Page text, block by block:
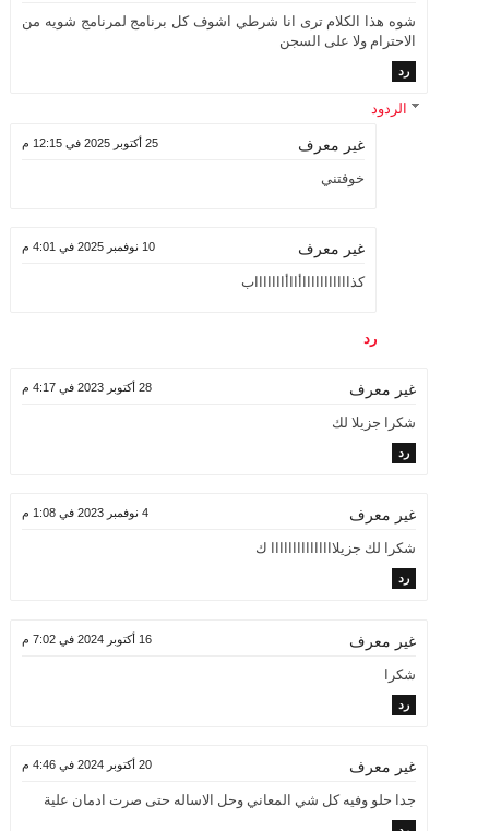
شوه هذا الكلام ترى انا شرطي اشوف كل برنامج لمرنامج شويه من
الاحترام ولا على السجن
رد
الردود
غير معرف 25 أكتوبر 2025 في 12:15 م
خوفتني
غير معرف 10 نوفمبر 2025 في 4:01 م
كذاااااااااااأااأاااااااب
رد
غير معرف 28 أكتوبر 2023 في 4:17 م
شكرا جزيلا لك
رد
غير معرف 4 نوفمبر 2023 في 1:08 م
شكرا لك جزيلااااااااااااااا ك
رد
غير معرف 16 أكتوبر 2024 في 7:02 م
شكرا
رد
غير معرف 20 أكتوبر 2024 في 4:46 م
جدا حلو وفيه كل شي المعاني وحل الاساله حتى صرت ادمان علية